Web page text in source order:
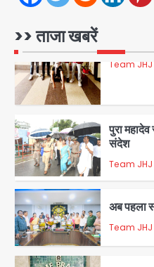
>> ताजा खबरें
5
1
Team JHJ
2